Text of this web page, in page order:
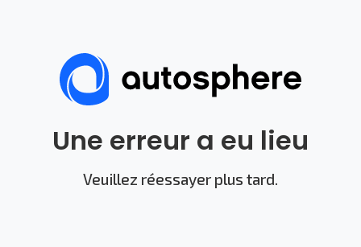
Une erreur a eu lieu
Veuillez réessayer plus tard.